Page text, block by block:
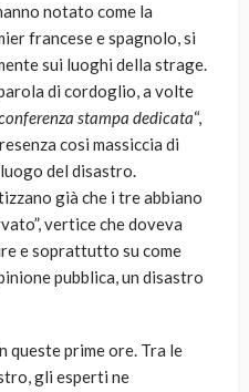
notato come la
francese e spagnolo, si
sui luoghi della strage.
di cordoglio, a volte
stampa dedicata“,
cosi massiccia di
del disastro.
già che i tre abbiano
vertice che doveva
e soprattutto su come
pubblica, un disastro
queste prime ore. Tra le
gli esperti ne